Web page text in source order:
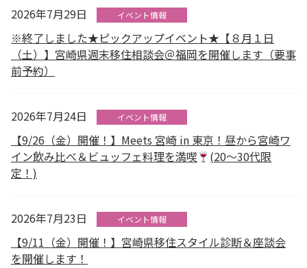
2026年7月29日 イベント情報
※終了しました★ピックアップイベント★【８月１日
（土）】宮崎県週末移住相談会＠福岡を開催します（要事
前予約）
2026年7月24日 イベント情報
【9/26（金）開催！】Meets 宮崎 in 東京！昼から宮崎ワ
イン飲み比べ＆ビュッフェ料理を満喫
(20～30代限
定！)
2026年7月23日 イベント情報
【9/11（金）開催！】宮崎県移住スタイル診断＆座談会
を開催します！